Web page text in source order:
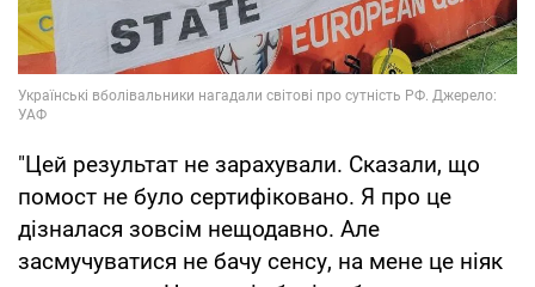
"Цей результат не зарахували. Сказали, що
помост не було сертифіковано. Я про це
дізналася зовсім нещодавно. Але
засмучуватися не бачу сенсу, на мене це ніяк